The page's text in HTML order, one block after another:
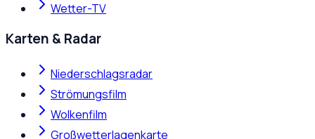
Wetter-TV
Karten & Radar
Niederschlagsradar
Strömungsfilm
Wolkenfilm
Großwetterlagenkarte